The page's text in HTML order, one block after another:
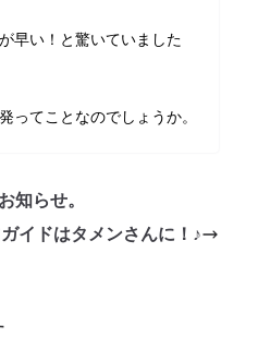
早い！と驚いていました
ってことなのでしょうか。
知らせ。
イドはタメンさんに！♪